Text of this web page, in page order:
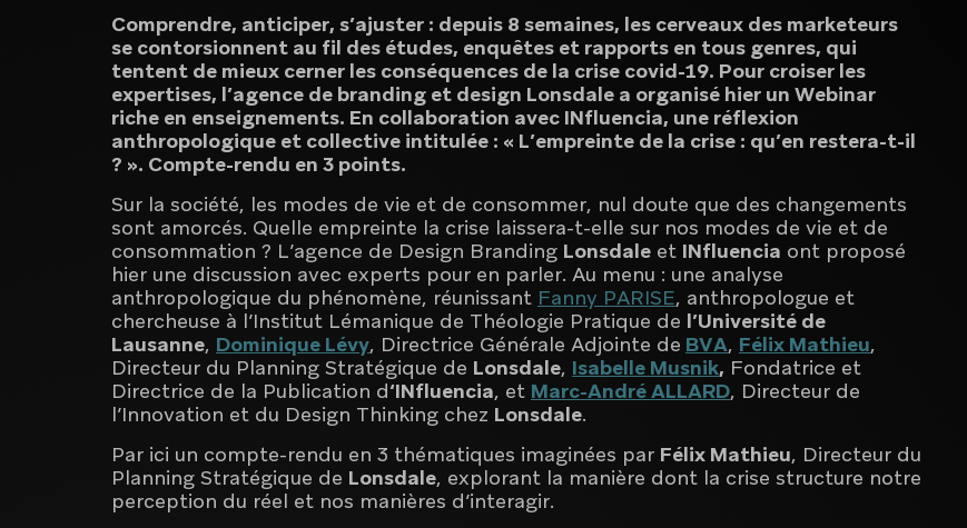
Comprendre, anticiper, s’ajuster : depuis 8 semaines, les cerveaux des marketeurs
se contorsionnent au fil des études, enquêtes et rapports en tous genres, qui
tentent de mieux cerner les conséquences de la crise covid-19. Pour croiser les
expertises, l’agence de branding et design Lonsdale a organisé hier un Webinar
riche en enseignements. En collaboration avec INfluencia, une réflexion
anthropologique et collective intitulée : « L’empreinte de la crise : qu’en restera-t-il
? ». Compte-rendu en 3 points.
Sur la société, les modes de vie et de consommer, nul doute que des changements
sont amorcés. Quelle empreinte la crise laissera-t-elle sur nos modes de vie et de
consommation ? L’agence de Design Branding Lonsdale et INfluencia ont proposé
hier une discussion avec experts pour en parler. Au menu : une analyse
anthropologique du phénomène, réunissant Fanny PARISE, anthropologue et
chercheuse à l’Institut Lémanique de Théologie Pratique de l’Université de
Lausanne, Dominique Lévy, Directrice Générale Adjointe de BVA, Félix Mathieu,
Directeur du Planning Stratégique de Lonsdale, Isabelle Musnik, Fondatrice et
Directrice de la Publication d‘INfluencia, et Marc-André ALLARD, Directeur de
l’Innovation et du Design Thinking chez Lonsdale.
Par ici un compte-rendu en 3 thématiques imaginées par Félix Mathieu, Directeur du
Planning Stratégique de Lonsdale, explorant la manière dont la crise structure notre
perception du réel et nos manières d’interagir.